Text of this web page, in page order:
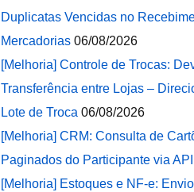
Duplicatas Vencidas no
Mercadorias 06/08/2026
[Melhoria] Controle de Trocas:
Transferência entre Lojas –
Lote de Troca 06/08/2026
[Melhoria] CRM: Consulta de
Paginados do Participante via API
[Melhoria] Estoques e NF-e: